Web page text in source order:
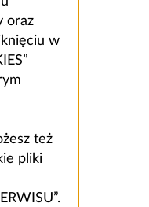
oraz
w
też
pliki